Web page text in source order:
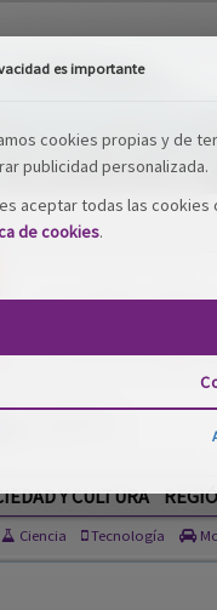
Y CULTURA
Ciencia Tecnología
es importante
cookies propias y de
publicidad personalizada.
aceptar todas las
de cookies.